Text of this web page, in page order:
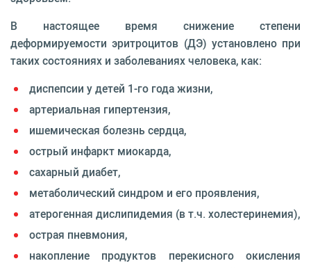
В настоящее время снижение степени
деформируемости эритроцитов (ДЭ) установлено при
таких состояниях и заболеваниях человека, как:
диспепсии у детей 1-го года жизни,
артериальная гипертензия,
ишемическая болезнь сердца,
острый инфаркт миокарда,
сахарный диабет,
метаболический синдром и его проявления,
атерогенная дислипидемия (в т.ч. холестеринемия),
острая пневмония,
накопление продуктов перекисного окисления